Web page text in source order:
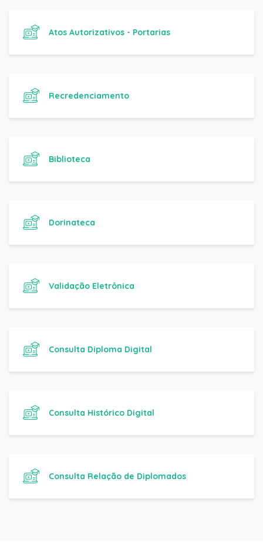
Atos Autorizativos - Portarias
Recredenciamento
Biblioteca
Dorinateca
Validação Eletrônica
Consulta Diploma Digital
Consulta Histórico Digital
Consulta Relação de Diplomados